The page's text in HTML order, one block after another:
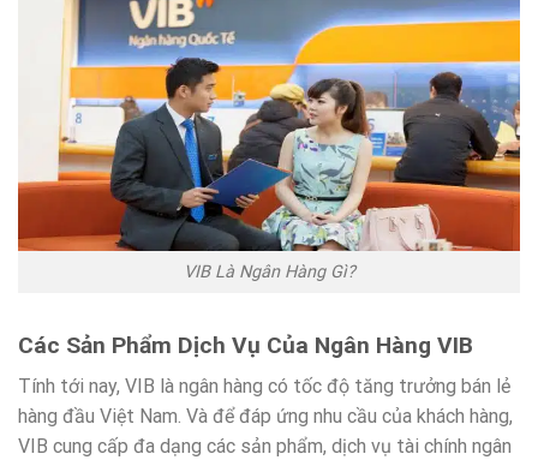
VIB Là Ngân Hàng Gì?
Các Sản Phẩm Dịch Vụ Của Ngân Hàng VIB
Tính tới nay, VIB là ngân hàng có tốc độ tăng trưởng bán lẻ
hàng đầu Việt Nam. Và để đáp ứng nhu cầu của khách hàng,
VIB cung cấp đa dạng các sản phẩm, dịch vụ tài chính ngân